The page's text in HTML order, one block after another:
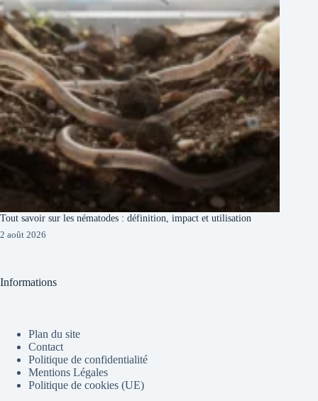
Tout savoir sur les nématodes : définition, impact et utilisation
2 août 2026
Informations
Plan du site
Contact
Politique de confidentialité
Mentions Légales
Politique de cookies (UE)